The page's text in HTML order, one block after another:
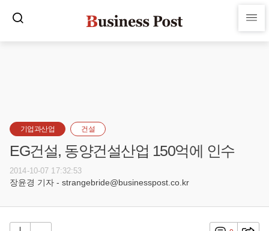
기업과산업 건설
EG건설, 동양건설산업 150억에 인수
2014-10-07 17:32:53
장윤경 기자 - strangebride@businesspost.co.kr